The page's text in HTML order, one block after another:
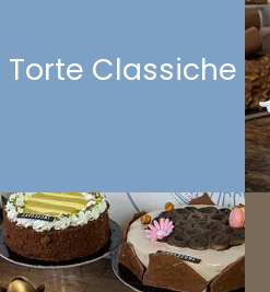
Torte Classiche